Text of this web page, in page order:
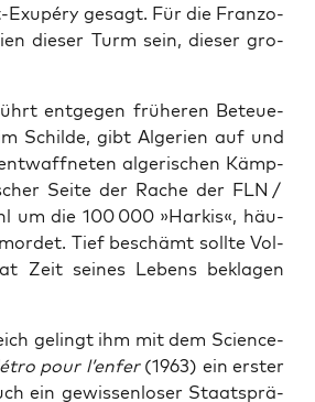
Exupé­ry gesagt. Für die Fran­zo­
die­ser Turm sein, die­ser gro­
ent­ge­gen frü­he­ren Beteue­
Schil­de, gibt Alge­ri­en auf und
alge­ri­schen Kämp­
Sei­te der Rache der FLN /
um die 100 000 »Har­kis«, häu­
Tief beschämt soll­te Vol­
Zeit sei­nes Lebens bekla­gen
gelingt ihm mit dem Sci­ence-
pour l’enfer(1963) ein ers­ter
ein gewis­sen­lo­ser Staats­prä­